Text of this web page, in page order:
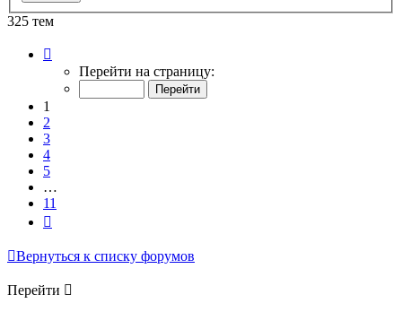
325 тем
Перейти на страницу:
1
2
3
4
5
…
11
Вернуться к списку форумов
Перейти